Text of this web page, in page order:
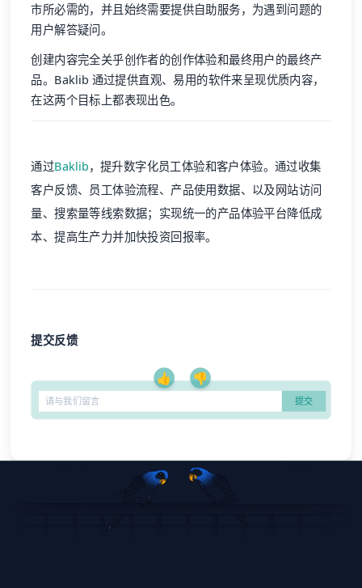
市所必需的，并且始终需要提供自助服务，为遇到问题的
用户解答疑问。
创建内容完全关乎创作者的创作体验和最终用户的最终产
品。Baklib 通过提供直观、易用的软件来呈现优质内容，
在这两个目标上都表现出色。
通过Baklib，提升数字化员工体验和客户体验。通过收集
客户反馈、员工体验流程、产品使用数据、以及网站访问
量、搜索量等线索数据；实现统一的产品体验平台降低成
本、提高生产力并加快投资回报率。
提交反馈
👍 👎